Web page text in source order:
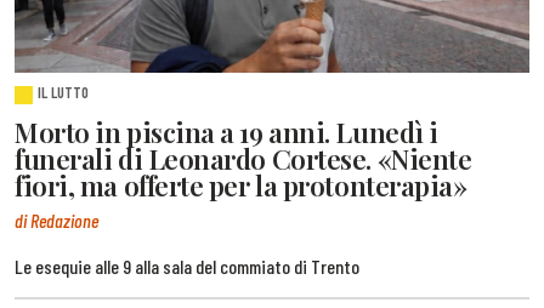
IL LUTTO
Morto in piscina a 19 anni. Lunedì i
funerali di Leonardo Cortese. «Niente
fiori, ma offerte per la protonterapia»
di Redazione
Le esequie alle 9 alla sala del commiato di Trento